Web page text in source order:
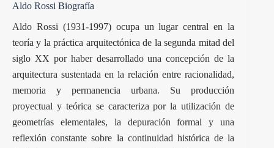
Aldo Rossi Biografía
Aldo Rossi (1931-1997) ocupa un lugar central en la
teoría y la práctica arquitectónica de la segunda mitad del
siglo XX por haber desarrollado una concepción de la
arquitectura sustentada en la relación entre racionalidad,
memoria y permanencia urbana. Su producción
proyectual y teórica se caracteriza por la utilización de
geometrías elementales, la depuración formal y una
reflexión constante sobre la continuidad histórica de la